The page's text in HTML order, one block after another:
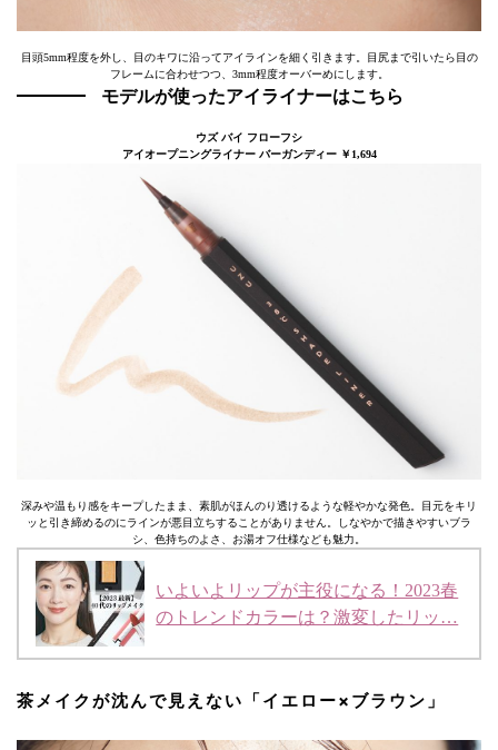
目頭5mm程度を外し、目のキワに沿ってアイラインを細く引きます。目尻まで引いたら目の
フレームに合わせつつ、3mm程度オーバーめにします。
モデルが使ったアイライナーはこちら
ウズ バイ フローフシ
アイオープニングライナー バーガンディー ￥1,694
深みや温もり感をキープしたまま、素肌がほんのり透けるような軽やかな発色。目元をキリ
ッと引き締めるのにラインが悪目立ちすることがありません。しなやかで描きやすいブラ
シ、色持ちのよさ、お湯オフ仕様なども魅力。
いよいよリップが主役になる！2023春
のトレンドカラーは？激変したリッ…
茶メイクが沈んで見えない「イエロー×ブラウン」